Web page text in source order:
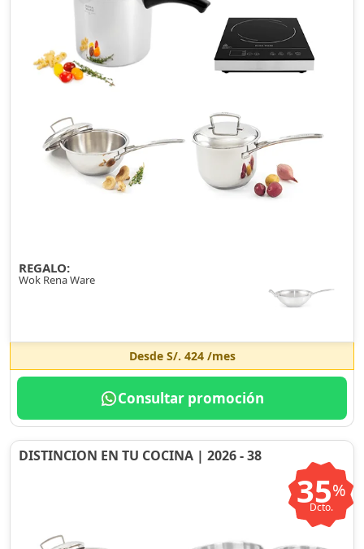
REGALO:
Wok Rena Ware
Desde S/. 424/mes
Consultar promoción
DISTINCION EN TU COCINA | 2026 - 38
35%
Dcto.